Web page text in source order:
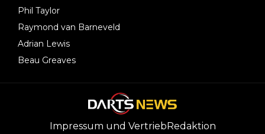
Phil Taylor
Raymond van Barneveld
Adrian Lewis
Beau Greaves
Impressum und Vertrieb Redaktion